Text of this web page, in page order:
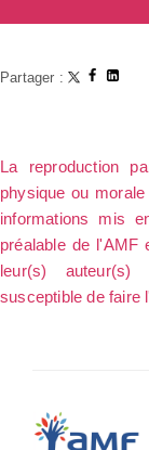
Partager :
La reproduction
physique ou
informations mis
préalable de l'AMF
leur(s)
susceptible de faire